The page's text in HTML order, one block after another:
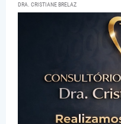
DRA. CRISTIANE BRELAZ